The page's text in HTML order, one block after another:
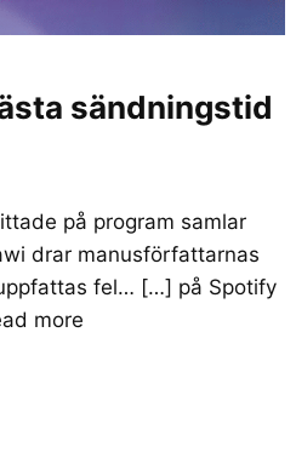
sändningstid
på program samlar
drar manusförfattarnas
fel… […] på Spotify
more